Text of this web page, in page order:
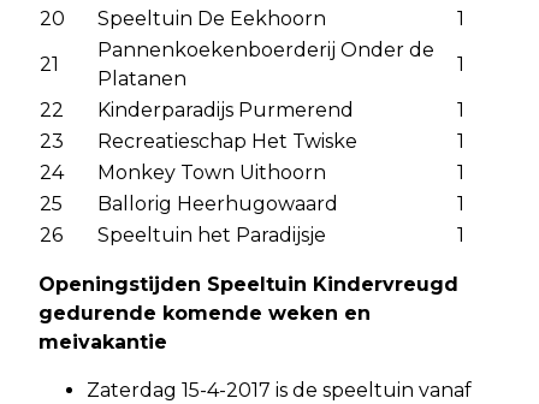
20
Speeltuin De Eekhoorn
1
21
Pannenkoekenboerderij Onder de
Platanen
1
22
Kinderparadijs Purmerend
1
23
Recreatieschap Het Twiske
1
24
Monkey Town Uithoorn
1
25
Ballorig Heerhugowaard
1
26
Speeltuin het Paradijsje 1
Openingstijden Speeltuin Kindervreugd
gedurende komende weken en
meivakantie
Zaterdag 15-4-2017 is de speeltuin vanaf